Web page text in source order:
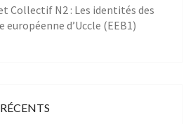
Collectif N2 : Les identités des
européenne d’Uccle (EEB1)